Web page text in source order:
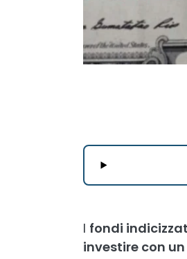
I fondi
investire con